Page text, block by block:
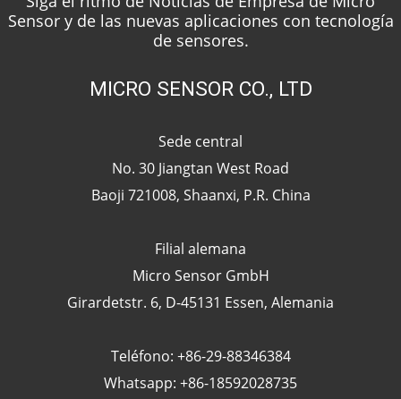
Sensor y de las nuevas aplicaciones con tecnología
de sensores.
MICRO SENSOR CO., LTD
Sede central
No. 30 Jiangtan West Road
Baoji 721008, Shaanxi, P.R. China
Filial alemana
Micro Sensor GmbH
Girardetstr. 6, D-45131 Essen, Alemania
Teléfono: +86-29-88346384
Whatsapp: +86-18592028735